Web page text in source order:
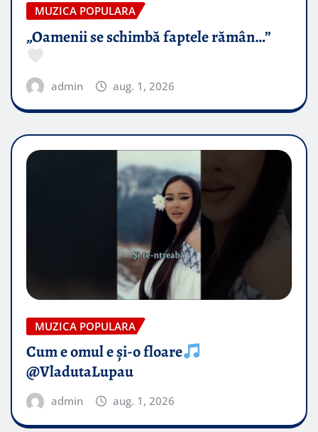
MUZICA POPULARA
„Oamenii se schimbă faptele rămân…”
admin aug. 1, 2026
MUZICA POPULARA
Cum e omul e și-o floare
@VladutaLupau
admin aug. 1, 2026